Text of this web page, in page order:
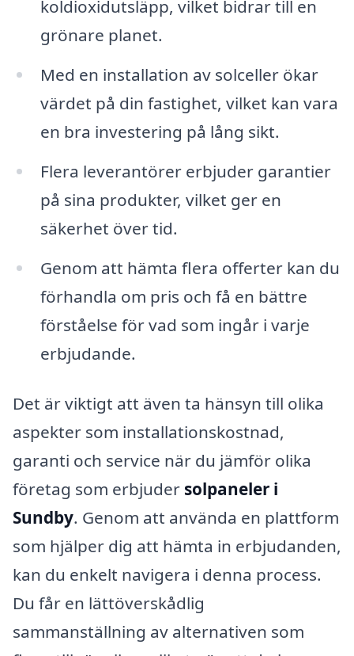
koldioxidutsläpp, vilket bidrar till en
grönare planet.
Med en installation av solceller ökar
värdet på din fastighet, vilket kan vara
en bra investering på lång sikt.
Flera leverantörer erbjuder garantier
på sina produkter, vilket ger en
säkerhet över tid.
Genom att hämta flera offerter kan du
förhandla om pris och få en bättre
förståelse för vad som ingår i varje
erbjudande.
Det är viktigt att även ta hänsyn till olika
aspekter som installationskostnad,
garanti och service när du jämför olika
företag som erbjuder solpaneler i
Sundby. Genom att använda en plattform
som hjälper dig att hämta in erbjudanden,
kan du enkelt navigera i denna process.
Du får en lättöverskådlig
sammanställning av alternativen som